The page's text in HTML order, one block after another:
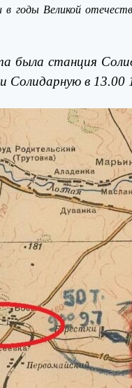
годы Великой
была станция
Солидарную в